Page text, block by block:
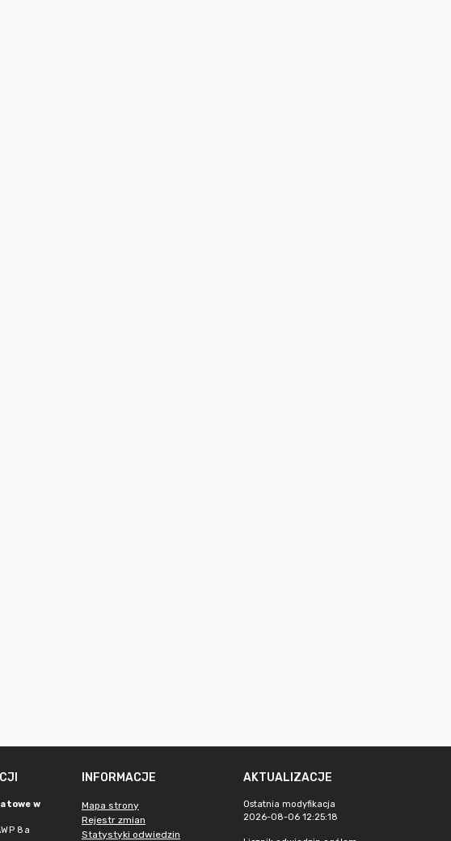
w
8a
INFORMACJE
Mapa strony
Rejestr zmian
Statystyki odwiedzin
AKTUALIZACJE
Ostatnia modyfikacja
2026-08-06 12:25:18